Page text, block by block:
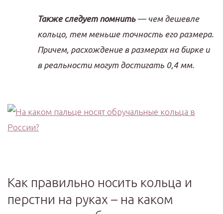
Также следует помнить— чем дешевле
кольцо, тем меньше точность его размера.
Причем, расхождение в размерах на бирке и
в реальности могут достигать 0,4 мм.
Как правильно носить кольца и
перстни на руках – на каком